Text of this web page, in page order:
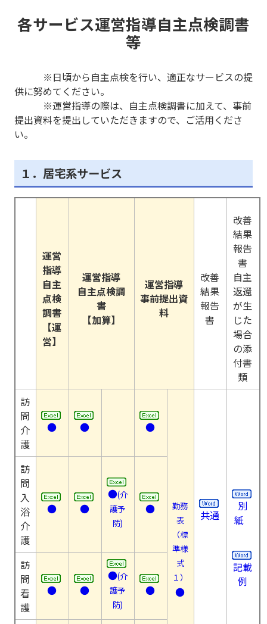
各サービス運営指導自主点検調書
等
※日頃から自主点検を行い、適正なサービスの提
供に努めてください。
※運営指導の際は、自主点検調書に加えて、事前
提出資料を提出していただきますので、ご活用くださ
い。
１．居宅系サービス
運営
指導
自主
点検
調書
【運
営】
運営指導
自主点検調
書
【加算】
運営指導
事前提出資
料
改善
結果
報告
書
改善
結果
報告
書
自主
返還
が生
じた
場合
の添
付書
類
訪
問
介
護
● ● ●
勤務
表
（標
準様
式
１）
●
共通
別
紙
記載
例
訪
問
入
浴
介
護
● ●
●(介
護予
防)
●
訪
問
看
護
● ●
●(介
護予
防)
●